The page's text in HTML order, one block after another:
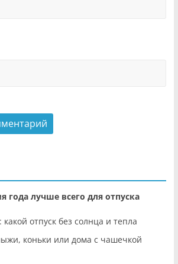
года лучше всего для отпуска
отпуск без солнца и тепла
коньки или дома с чашечкой